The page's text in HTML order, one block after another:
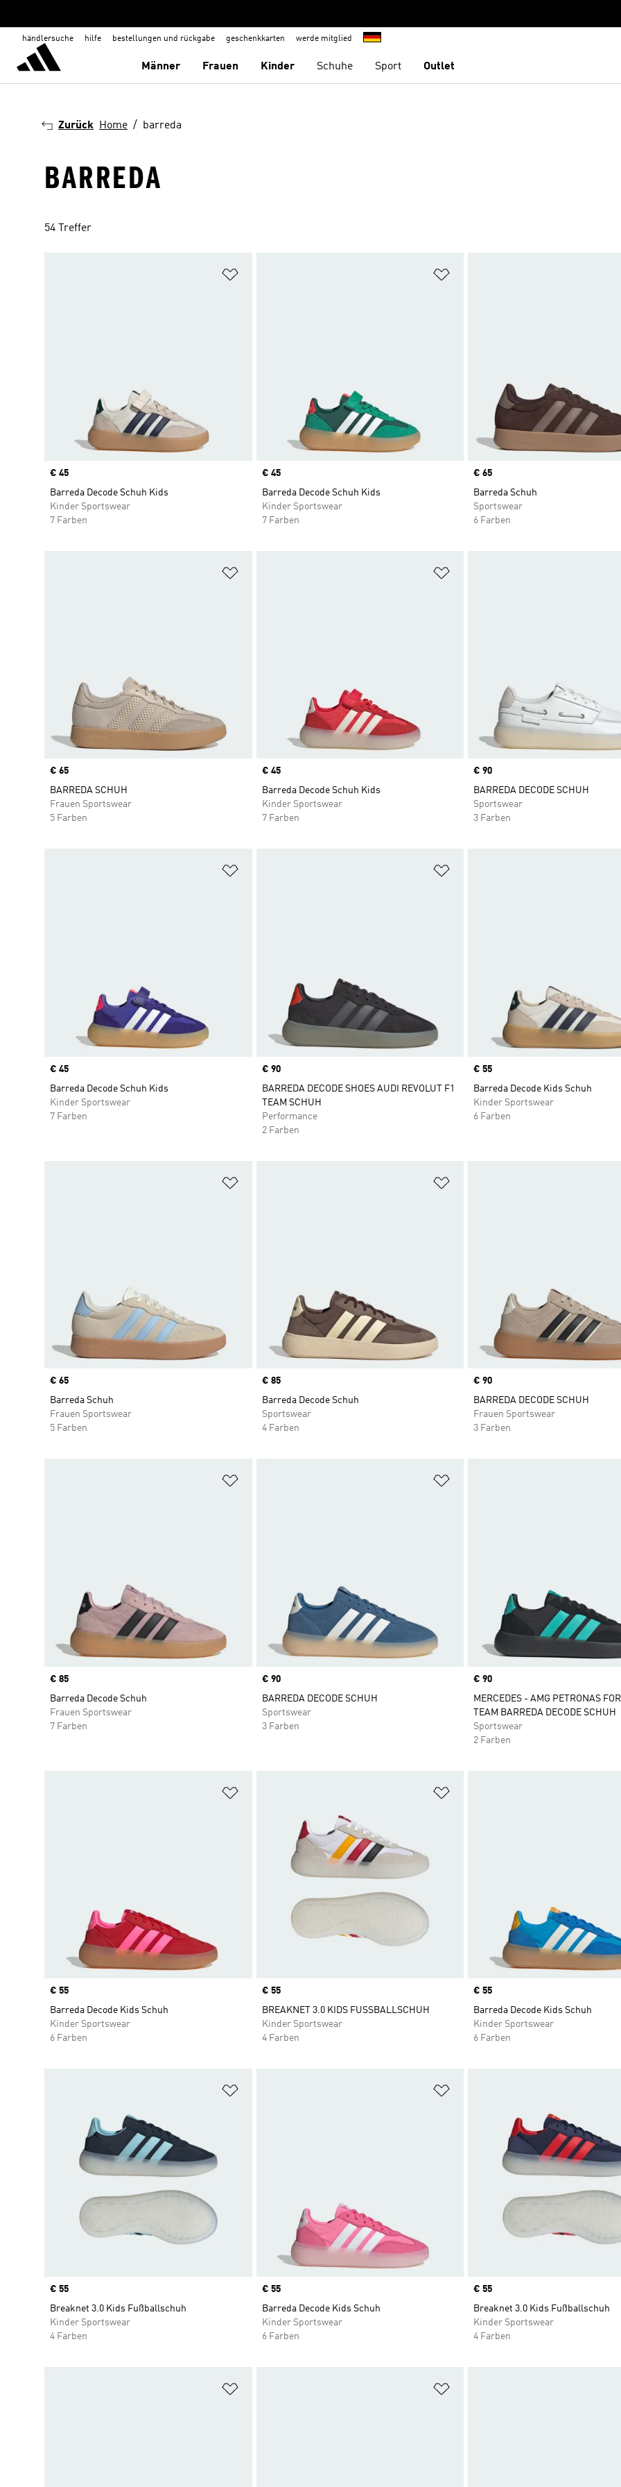
händlersuche hilfe bestellungen und rückgabe geschenkkarten werde mitglied
Männer Frauen Kinder Schuhe Sport Outlet
Zurück Home barreda
BARREDA
54 Treffer
Price
€ 45
Barreda Decode Schuh Kids
Kinder Sportswear
7 Farben
Price
€ 45
Barreda Decode Schuh Kids
Kinder Sportswear
7 Farben
Price
€ 65
Barreda Schuh
Sportswear
6 Farben
Price
€ 65
BARREDA SCHUH
Frauen Sportswear
5 Farben
Price
€ 45
Barreda Decode Schuh Kids
Kinder Sportswear
7 Farben
Price
€ 90
BARREDA DECODE SCHUH
Sportswear
3 Farben
Price
€ 45
Barreda Decode Schuh Kids
Kinder Sportswear
7 Farben
Price
€ 90
BARREDA DECODE SHOES AUDI REVOLUT F1
TEAM SCHUH
Performance
2 Farben
Price
€ 55
Barreda Decode Kids Schuh
Kinder Sportswear
6 Farben
Price
€ 65
Barreda Schuh
Frauen Sportswear
5 Farben
Price
€ 85
Barreda Decode Schuh
Sportswear
4 Farben
Price
€ 90
BARREDA DECODE SCHUH
Frauen Sportswear
3 Farben
Price
€ 85
Barreda Decode Schuh
Frauen Sportswear
7 Farben
Price
€ 90
BARREDA DECODE SCHUH
Sportswear
3 Farben
Price
€ 90
MERCEDES - AMG PETRONAS
TEAM BARREDA DECODE SCHUH
Sportswear
2 Farben
Price
€ 55
Barreda Decode Kids Schuh
Kinder Sportswear
6 Farben
Price
€ 55
BREAKNET 3.0 KIDS FUSSBALLSCHUH
Kinder Sportswear
4 Farben
Price
€ 55
Barreda Decode Kids Schuh
Kinder Sportswear
6 Farben
Price
€ 55
Breaknet 3.0 Kids Fußballschuh
Kinder Sportswear
4 Farben
Price
€ 55
Barreda Decode Kids Schuh
Kinder Sportswear
6 Farben
Price
€ 55
Breaknet 3.0 Kids Fußballschuh
Kinder Sportswear
4 Farben